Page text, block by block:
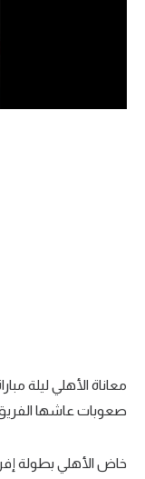
الدوري السعودي
منتخب مصر
سعودي في الجول
معاناة الأهلي ليلة
صعوبات عاشها الفريق
خاض الأهلي بطولة